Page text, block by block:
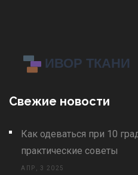
Свежие новости
Как одеваться при 10
практические советы
АПР, 3 2025